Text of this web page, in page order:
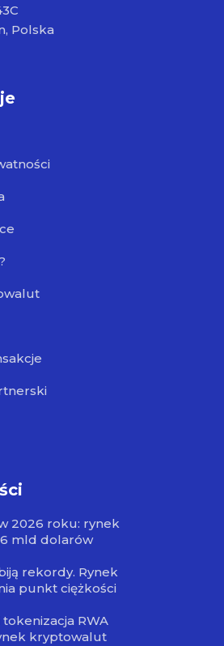
Polska
2026 roku: rynek
mld dolarów
rekordy. Rynek
punkt ciężkości
RWA
kryptowalut